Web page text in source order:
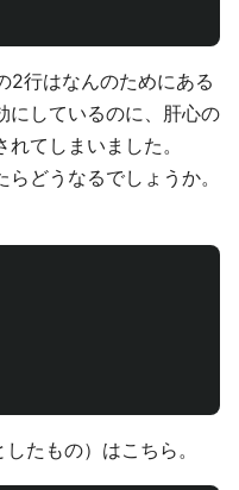
2行はなんのためにある
にしているのに、肝心の
てしまいました。
どうなるでしょうか。
たもの）はこちら。